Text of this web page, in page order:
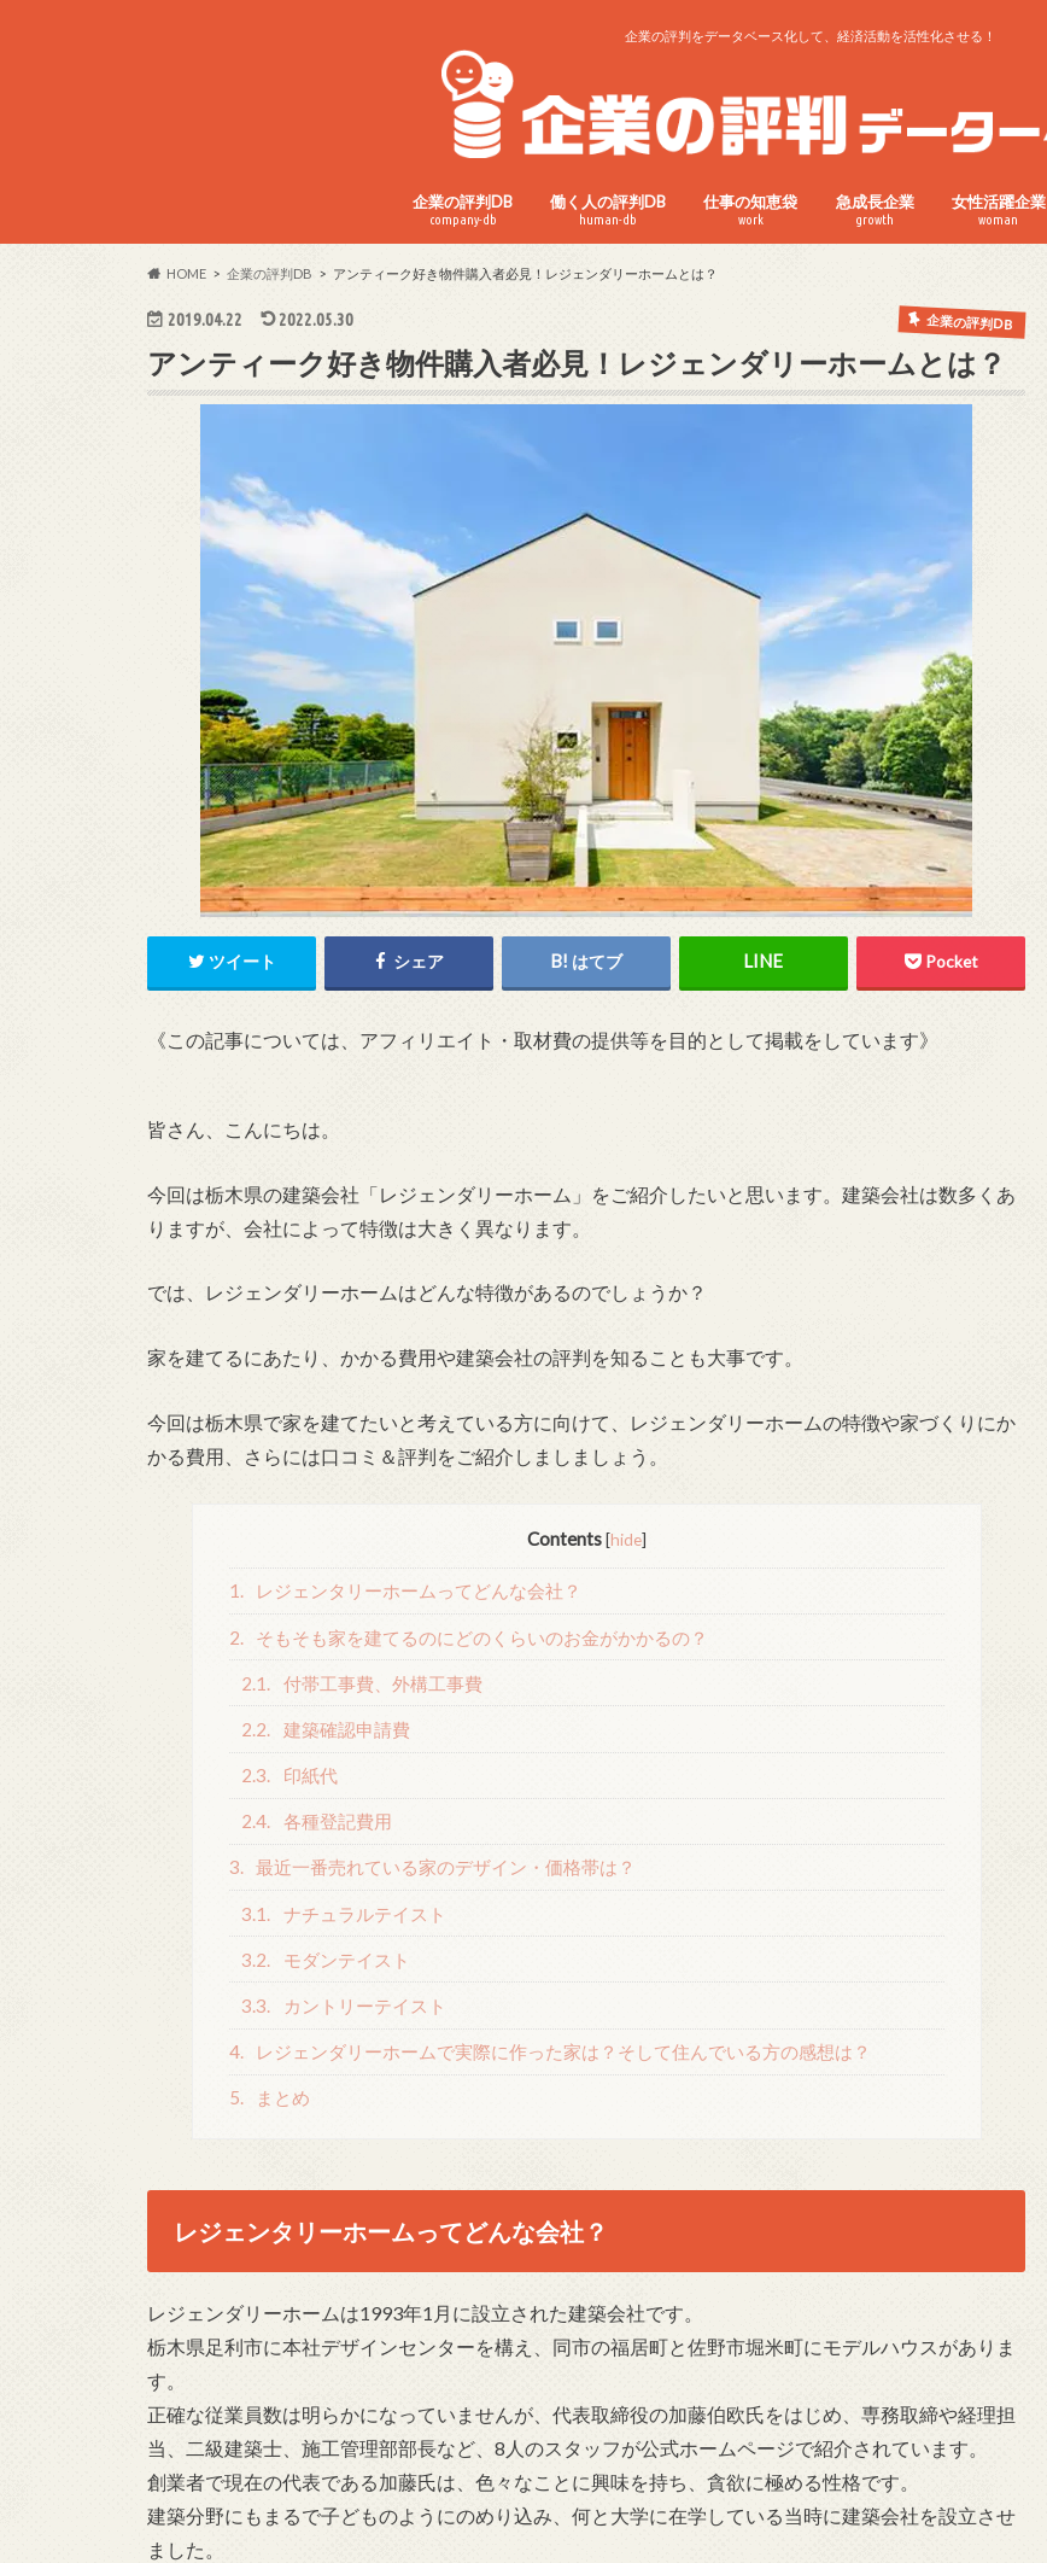
企業の評判をデータベース化して、経済活動を活性化させる！
企業の評判DB
company-db
働く人の評判DB
human-db
仕事の知恵袋
work
急成長企業
growth
女性活躍企業
woman
HOME 企業の評判DB アンティーク好き物件購入者必見！レジェンダリーホームとは？
2019.04.22 2022.05.30 企業の評判DB
アンティーク好き物件購入者必見！レジェンダリーホームとは？
ツイート シェア はてブ Pocket
《この記事については、アフィリエイト・取材費の提供等を目的として掲載をしています》
皆さん、こんにちは。
今回は栃木県の建築会社「レジェンダリーホーム」をご紹介したいと思います。建築会社は数多くあ
りますが、会社によって特徴は大きく異なります。
では、レジェンダリーホームはどんな特徴があるのでしょうか？
家を建てるにあたり、かかる費用や建築会社の評判を知ることも大事です。
今回は栃木県で家を建てたいと考えている方に向けて、レジェンダリーホームの特徴や家づくりにか
かる費用、さらには口コミ＆評判をご紹介しましましょう。
Contents [hide]
1. レジェンタリーホームってどんな会社？
2. そもそも家を建てるのにどのくらいのお金がかかるの？
2.1. 付帯工事費、外構工事費
2.2. 建築確認申請費
2.3. 印紙代
2.4. 各種登記費用
3. 最近一番売れている家のデザイン・価格帯は？
3.1. ナチュラルテイスト
3.2. モダンテイスト
3.3. カントリーテイスト
4. レジェンダリーホームで実際に作った家は？そして住んでいる方の感想は？
5. まとめ
レジェンタリーホームってどんな会社？
レジェンダリーホームは1993年1月に設立された建築会社です。
栃木県足利市に本社デザインセンターを構え、同市の福居町と佐野市堀米町にモデルハウスがありま
す。
正確な従業員数は明らかになっていませんが、代表取締役の加藤伯欧氏をはじめ、専務取締や経理担
当、二級建築士、施工管理部部長など、8人のスタッフが公式ホームページで紹介されています。
創業者で現在の代表である加藤氏は、色々なことに興味を持ち、貪欲に極める性格です。
建築分野にもまるで子どものようにのめり込み、何と大学に在学している当時に建築会社を設立させ
ました。